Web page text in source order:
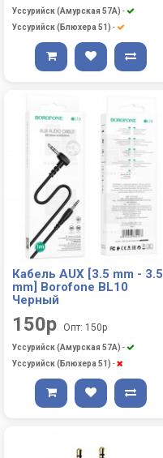
Уссурийск (Амурская 57А) -
Уссурийск (Блюхера 51) -
Кабель AUX [3.5 mm - 3.5
mm] Borofone BL10
Черный
150р Опт: 150р
Уссурийск (Амурская 57А) -
Уссурийск (Блюхера 51) -